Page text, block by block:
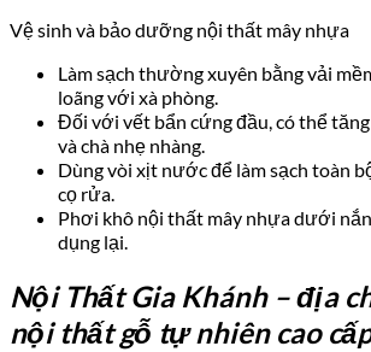
Vệ sinh và bảo dưỡng nội thất mây nhựa
Làm sạch thường xuyên bằng vải
loãng với xà phòng.
Đối với vết bẩn cứng đầu, có thể
và chà nhẹ nhàng.
Dùng vòi xịt nước để làm sạch toàn
cọ rửa.
Phơi khô nội thất mây nhựa dưới
dụng lại.
Nội Thất Gia Khánh– địa
nội thất gỗ tự nhiên cao